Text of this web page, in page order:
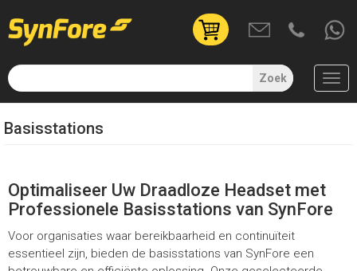
Overslaan
en
inhoud
gaan
User
account
menu
(uitgelogd)
Zoek
Basisstations
Optimaliseer Uw Draadloze Headset met
Professionele Basisstations van SynFore
Voor organisaties waar bereikbaarheid en continuïteit
essentieel zijn, bieden de basisstations van SynFore een